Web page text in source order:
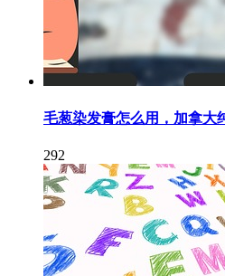
毛葱染发膏怎么用，加拿大
292